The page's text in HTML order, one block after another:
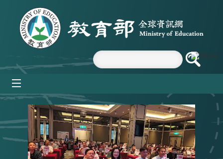
跳到主要內容區塊
:::